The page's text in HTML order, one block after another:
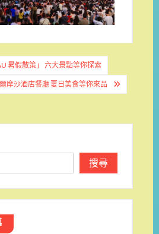
暑假散策」 六大景點等你探索
摩沙酒店餐廳 夏日美食等你來品
搜尋